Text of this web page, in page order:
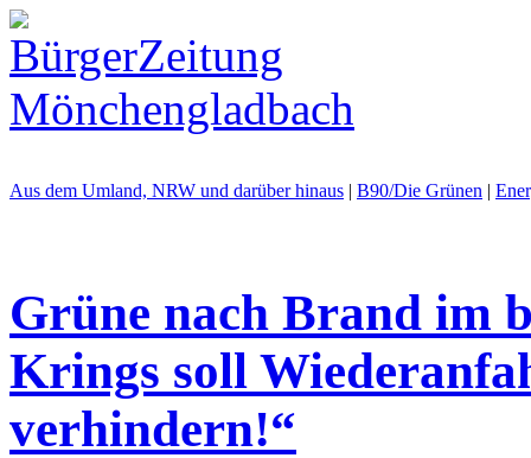
Aus dem Umland, NRW und darüber hinaus | B90/Die Grünen |
Grüne nach Brand im
Krings soll
verhindern!“